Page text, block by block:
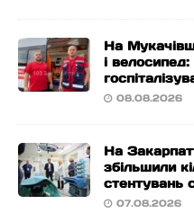
На
і велосипед:
08.08.2026
На
збільшили
стентувань
07.08.2026